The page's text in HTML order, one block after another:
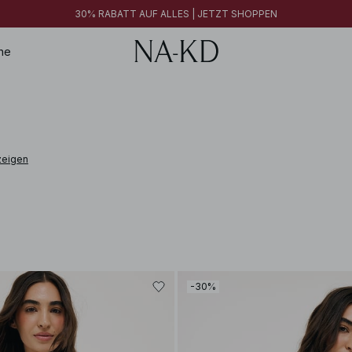
FINAL SALE | JETZT SHOPPEN
FINAL SALE | JETZT SHOPPEN
30% RABATT AUF ALLES | JETZT SHOPPEN
-30%